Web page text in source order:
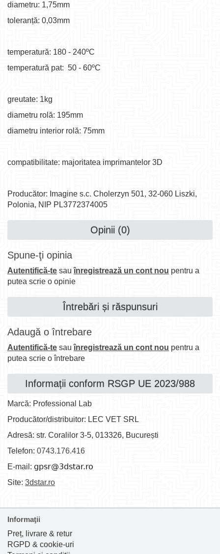
diametru: 1,75mm
toleranță: 0,03mm
temperatură: 180 - 240ºC
temperatură pat: 50 - 60ºC
greutate: 1kg
diametru rolă: 195mm
diametru interior rolă: 75mm
compatibilitate: majoritatea imprimantelor 3D
Producător: Imagine s.c. Cholerzyn 501, 32-060 Liszki,
Polonia, NIP PL3772374005
Opinii (0)
Spune-ţi opinia
Autentifică-te sauînregistrează un cont nou pentru a
putea scrie o opinie
Întrebări și răspunsuri
Adaugă o întrebare
Autentifică-te sauînregistrează un cont nou pentru a
putea scrie o întrebare
Informații conform RSGP UE 2023/988
Marcă: Professional Lab
Producător/distribuitor: LEC VET SRL
Adresă: str. Coralilor 3-5, 013326, București
Telefon: 0743.176.416
E-mail:
Site: 3dstar.ro
Informaţii
Preț, livrare & retur
RGPD & cookie-uri